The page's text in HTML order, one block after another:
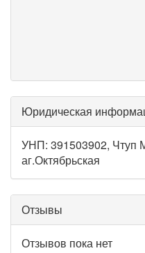
Юридическая
УНП: 391503902, Чтуп
аг.Октябрьская
Отзывы
Отзывов пока нет